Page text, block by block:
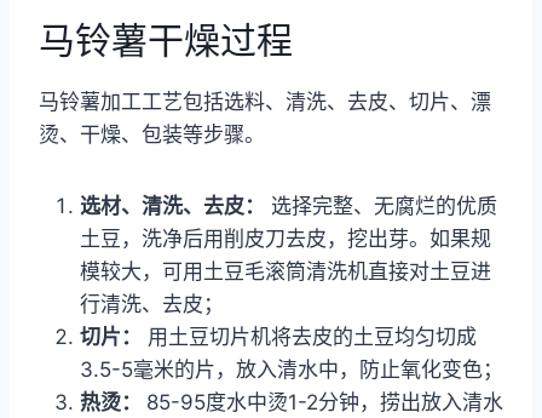
马铃薯干燥过程
马铃薯加工工艺包括选料、清洗、去皮、切片、漂
烫、干燥、包装等步骤。
选材、清洗、去皮：
选择完整、无腐烂的优质
土豆，洗净后用削皮刀去皮，挖出芽。如果规
模较大，可用土豆毛滚筒清洗机直接对土豆进
行清洗、去皮；
切片：
用土豆切片机将去皮的土豆均匀切成
3.5-5毫米的片，放入清水中，防止氧化变色；
热烫： 85-95度水中烫1-2分钟，捞出放入清水